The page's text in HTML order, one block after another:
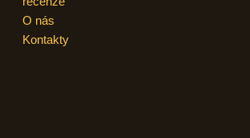
O nás
Kontakty